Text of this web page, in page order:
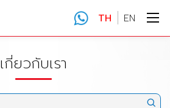
TH EN
เกี่ยวกับเรา